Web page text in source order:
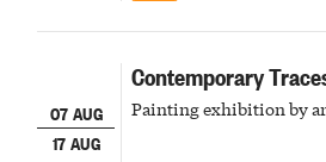
07 AUG
17 AUG
Contemporary
Painting exhibition by